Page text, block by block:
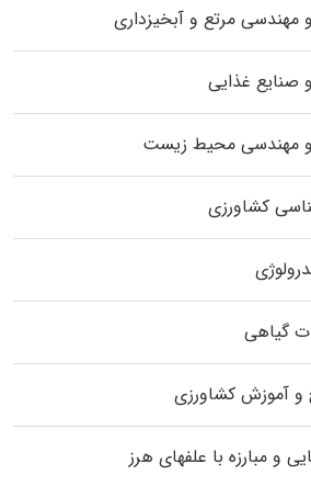
مهندسی مرتع و آبخیزداری
صنایع غذایی
و مهندسی محیط زیست
کشاورزی
گیاهی
و آموزش کشاورزی
و مبارزه با علفهای هرز